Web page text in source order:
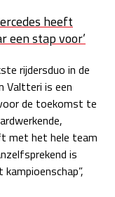
heeft
een stap voor’
rijdersduo in de
Valtteri is een
de toekomst te
met het hele team
is